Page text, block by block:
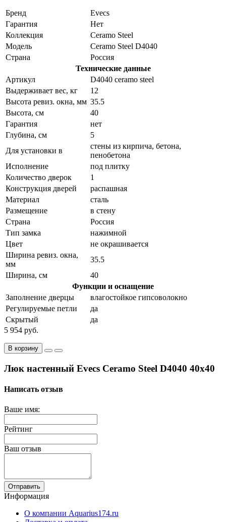
Бренд
Evecs
Гарантия
Нет
Коллекция
Ceramo Steel
Модель
Ceramo Steel D4040
Страна
Россия
Технические данные
Артикул
D4040 ceramo steel
Выдерживает вес, кг
12
Высота ревиз. окна, мм 35.5
Высота, см
40
Гарантия
нет
Глубина, см
5
Для установки в
стены из кирпича, бетона,
пенобетона
Исполнение
под плитку
Количество дверок
1
Конструкция дверей
распашная
Материал
сталь
Размещение
в стену
Страна
Россия
Тип замка
нажимной
Цвет
не окрашивается
Ширина ревиз. окна,
мм
35.5
Ширина, см
40
Функции и оснащение
Заполнение дверцы
влагостойкое гипсоволокно
Регулируемые петли
да
Скрытый
да
5 954 руб.
В корзину
Люк настенный Evecs Ceramo Steel D4040 40x40
Написать отзыв
Ваше имя:
Рейтинг
Ваш отзыв
Отправить
Информация
О компании Aquarius174.ru